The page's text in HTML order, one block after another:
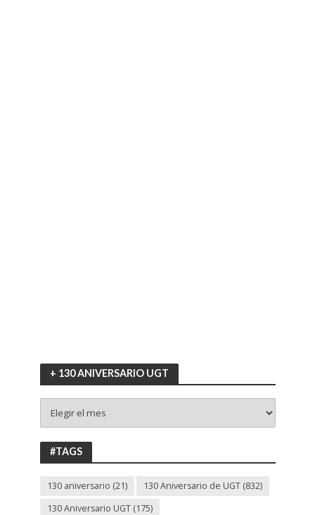
+ 130 ANIVERSARIO UGT
130
ANIVERSARIO
UGT
#TAGS
130 aniversario (21) 130 Aniversario de UGT(832)
130 Aniversario UGT(175)